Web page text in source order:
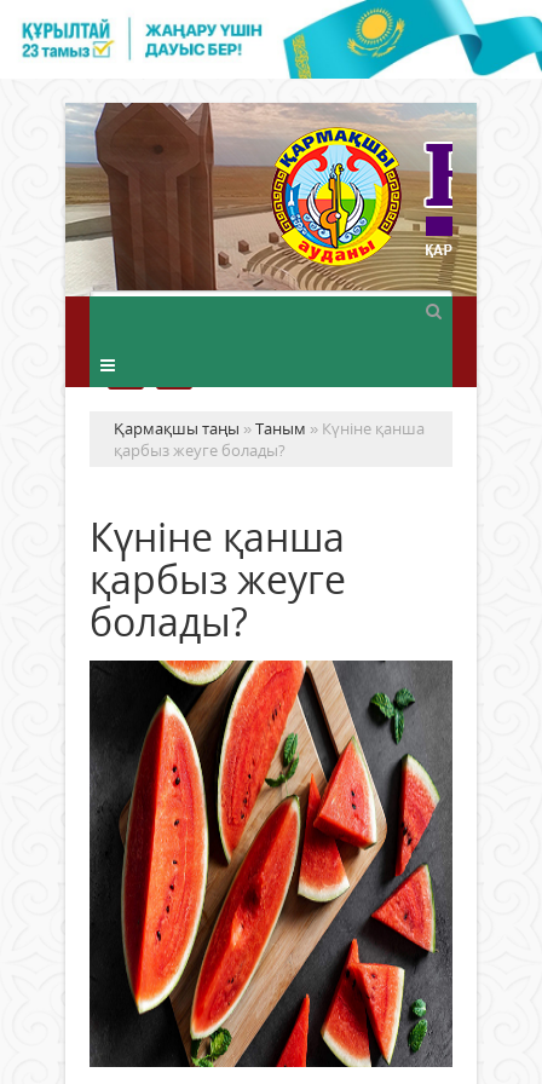
Қармақшы таңы »Таным » Күніне қанша
қарбыз жеуге болады?
Күніне қанша
қарбыз жеуге
болады?